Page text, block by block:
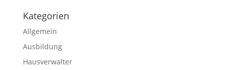
Kategorien
Allgemein
Ausbildung
Hausverwalter